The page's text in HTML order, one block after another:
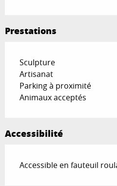
Prestations
Sculpture
Artisanat
Parking à proximité
Animaux acceptés
Accessibilité
Accessible en fauteuil